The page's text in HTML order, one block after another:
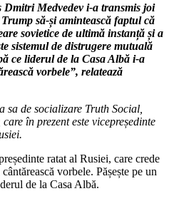
Dmitri Medvedev i-a transmis joi
să-și amintească faptul că
sovietice de ultimă instanță și a
sistemul de distrugere mutuală
ce liderul de la Casa Albă i-a
vorbele”, relatează
sa de socializare Truth Social,
în prezent este vicepreședinte
ratat al Rusiei, care crede
vorbele. Pășește pe un
de la Casa Albă.